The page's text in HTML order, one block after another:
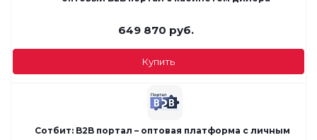
649 870 руб.
Купить
Сотбит: B2B портал – оптовая платформа с личным